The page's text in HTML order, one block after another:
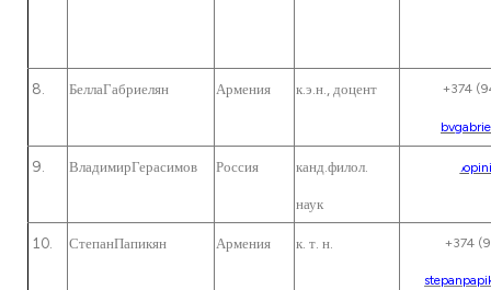
БеллаГабриелян Армения к.э.н., доцент +374
ВладимирГерасимов Россия канд.филол.
наук
СтепанПапикян Армения к. т. н. +374